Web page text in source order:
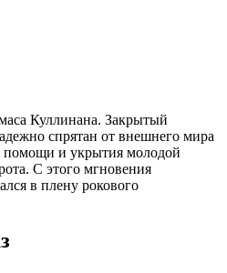
Куллинана. Закрытый
спрятан от внешнего мира
помощи и укрытия молодой
С этого мгновения
в плену рокового